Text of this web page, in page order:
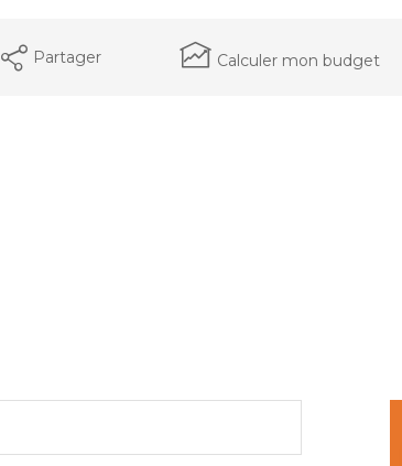
Partager Calculer mon budget